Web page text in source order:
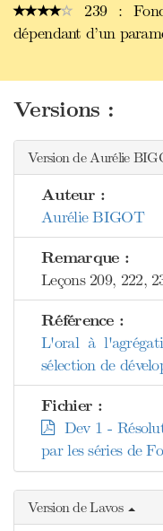
239 :
dépendant d’un
Versions :
Version de Aurélie
Auteur :
Aurélie BIGOT
Remarque :
Leçons 209, 222,
Référence :
L'oral à
sélection de
Fichier :
Dev 1 -
par les séries de
Version de Lavos